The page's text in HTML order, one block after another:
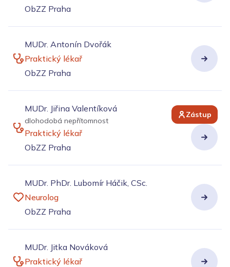
ObZZ Praha
MUDr. Antonín Dvořák
Praktický lékař
ObZZ Praha
MUDr. Jiřina Valentíková
dlohodobá nepřítomnost
Praktický lékař
ObZZ Praha
Zástup
MUDr. PhDr. Lubomír Háčik, CSc.
Neurolog
ObZZ Praha
MUDr. Jitka Nováková
Praktický lékař